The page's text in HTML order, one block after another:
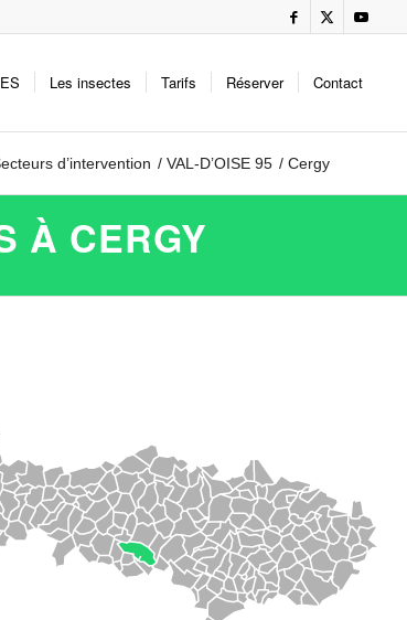
Les insectes Tarifs Réserver Contact
d’intervention / VAL-D’OISE 95 / Cergy
À CERGY